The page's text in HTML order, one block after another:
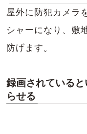
屋外に防犯カメラ
シャーになり、敷
防げます。
録画されている
らせる